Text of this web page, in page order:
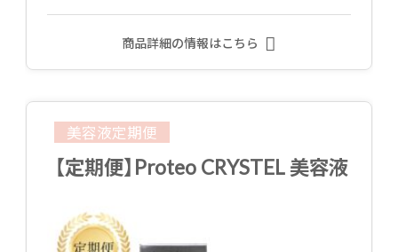
商品詳細の情報はこちら
美容液定期便
【定期便】Proteo CRYSTEL 美容液